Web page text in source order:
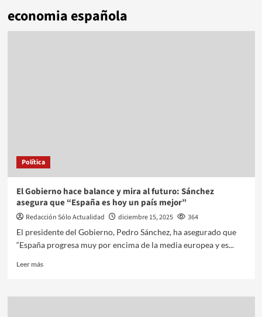
economia española
Política
El Gobierno hace balance y mira al futuro: Sánchez
asegura que “España es hoy un país mejor”
Redacción Sólo Actualidad diciembre 15, 2025
364
El presidente del Gobierno, Pedro Sánchez, ha asegurado que
“España progresa muy por encima de la media europea y es...
Leer más